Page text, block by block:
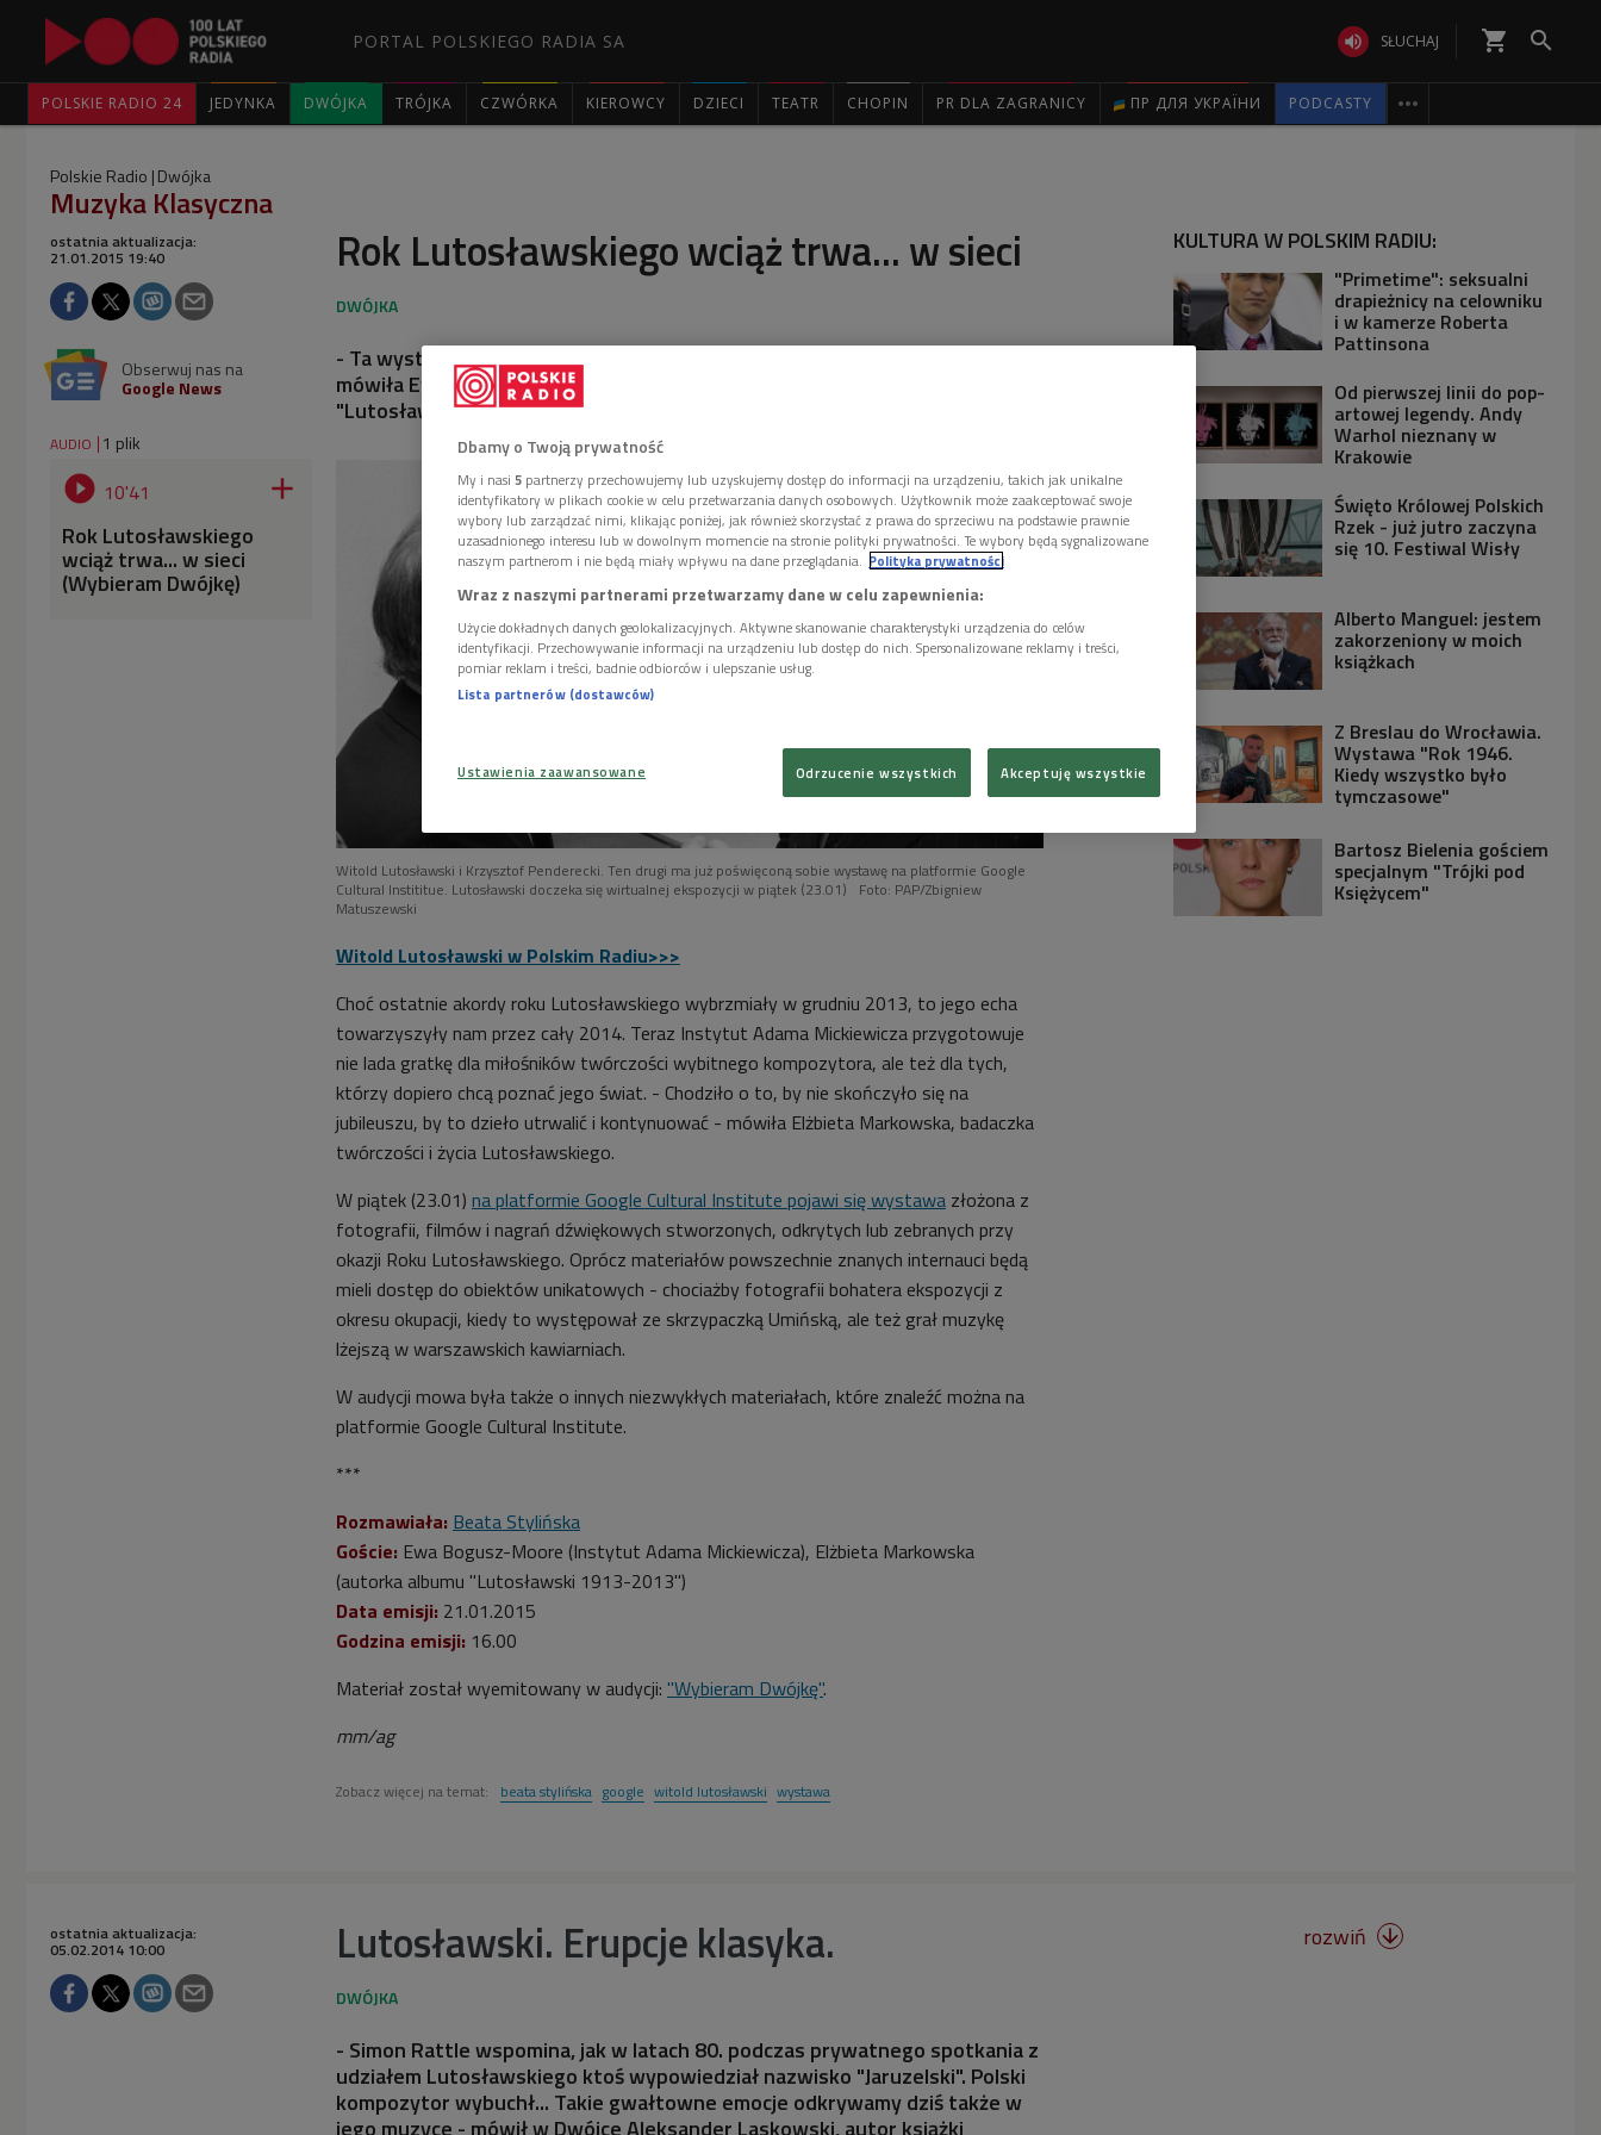
PORTAL POLSKIEGO RADIA SA  SŁUCHAJ shopping_cart 
POLSKIE RADIO 24 JEDYNKA DWÓJKA TRÓJKA CZWÓRKA KIEROWCY DZIECI TEATR CHOPIN PR DLA ZAGRANICY ПР ДЛЯ УКРАЇНИ PODCASTY 
Polskie Radio Dwójka
Muzyka Klasyczna
Rok Lutosławskiego wciąż trwa... w sieci
ostatnia aktualizacja:
21.01.2015 19:40
Obserwuj nas na
Google News
- Ta wystawa będzie trwała tak długo, jak długo istniał będzie Google -
mówiła Ewa Bogusz-Moore, współautorka wirtualnej ekspozycji
"Lutosławski 1913-1994".
AUDIO 1 plik
 10'41 
Rok Lutosławskiego
wciąż trwa... w sieci
(Wybieram Dwójkę)
Witold Lutosławski i Krzysztof Penderecki. Ten drugi ma już poświęconą sobie wystawę na platformie Google
Cultural Instititue. Lutosławski doczeka się wirtualnej ekspozycji w piątek (23.01)
Foto: PAP/Zbigniew
Matuszewski
Witold Lutosławski w Polskim Radiu>>>
Choć ostatnie akordy roku Lutosławskiego wybrzmiały w grudniu 2013, to jego echa
towarzyszyły nam przez cały 2014. Teraz Instytut Adama Mickiewicza przygotowuje
nie lada gratkę dla miłośników twórczości wybitnego kompozytora, ale też dla tych,
którzy dopiero chcą poznać jego świat. - Chodziło o to, by nie skończyło się na
jubileuszu, by to dzieło utrwalić i kontynuować - mówiła Elżbieta Markowska, badaczka
twórczości i życia Lutosławskiego.
W piątek (23.01) na platformie Google Cultural Institute pojawi się wystawa złożona z
fotografii, filmów i nagrań dźwiękowych stworzonych, odkrytych lub zebranych przy
okazji Roku Lutosławskiego. Oprócz materiałów powszechnie znanych internauci będą
mieli dostęp do obiektów unikatowych - chociażby fotografii bohatera ekspozycji z
okresu okupacji, kiedy to występował ze skrzypaczką Umińską, ale też grał muzykę
lżejszą w warszawskich kawiarniach.
W audycji mowa była także o innych niezwykłych materiałach, które znaleźć można na
platformie Google Cultural Institute.
***
Rozmawiała: Beata Stylińska
Goście: Ewa Bogusz-Moore (Instytut Adama Mickiewicza), Elżbieta Markowska
(autorka albumu "Lutosławski 1913-2013")
Data emisji: 21.01.2015
Godzina emisji: 16.00
Materiał został wyemitowany w audycji: "Wybieram Dwójkę".
mm/ag
Zobacz więcej na temat: beata stylińska google witold lutosławski wystawa
KULTURA W POLSKIM RADIU:
"Primetime": seksualni
drapieżnicy na celowniku
i w kamerze Roberta
Pattinsona
Od pierwszej linii do pop-
artowej legendy. Andy
Warhol nieznany w
Krakowie
Święto Królowej Polskich
Rzek - już jutro zaczyna
się 10. Festiwal Wisły
Alberto Manguel: jestem
zakorzeniony w moich
książkach
Z Breslau do Wrocławia.
Wystawa "Rok 1946.
Kiedy wszystko było
tymczasowe"
Bartosz Bielenia gościem
specjalnym "Trójki pod
Księżycem"
Lutosławski. Erupcje klasyka.
ostatnia aktualizacja:
05.02.2014 10:00
- Simon Rattle wspomina, jak w latach 80. podczas prywatnego spotkania z
udziałem Lutosławskiego ktoś wypowiedział nazwisko "Jaruzelski". Polski
kompozytor wybuchł... Takie gwałtowne emocje odkrywamy dziś także w
rozwiń 
Dbamy o Twoją prywatność
My i nasi 5 partnerzy przechowujemy lub uzyskujemy dostęp do informacji na urządzeniu, takich jak unikalne
identyfikatory w plikach cookie w celu przetwarzania danych osobowych. Użytkownik może zaakceptować swoje
wybory lub zarządzać nimi, klikając poniżej, jak również skorzystać z prawa do sprzeciwu na podstawie prawnie
uzasadnionego interesu lub w dowolnym momencie na stronie polityki prywatności. Te wybory będą sygnalizowane
naszym partnerom i nie będą miały wpływu na dane przeglądania. Polityka prywatności
Wraz z naszymi partnerami przetwarzamy dane w celu zapewnienia:
Użycie dokładnych danych geolokalizacyjnych. Aktywne skanowanie charakterystyki urządzenia do celów
identyfikacji. Przechowywanie informacji na urządzeniu lub dostęp do nich. Spersonalizowane reklamy i treści,
pomiar reklam i treści, badnie odbiorców i ulepszanie usług.
Lista partnerów (dostawców)
Ustawienia zaawansowane Odrzucenie wszystkich Akceptuję wszystkie